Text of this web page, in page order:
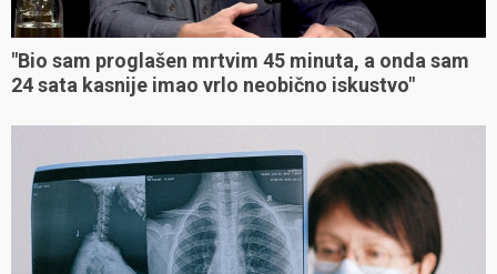
"Bio sam proglašen mrtvim 45 minuta, a onda sam
24 sata kasnije imao vrlo neobično iskustvo"